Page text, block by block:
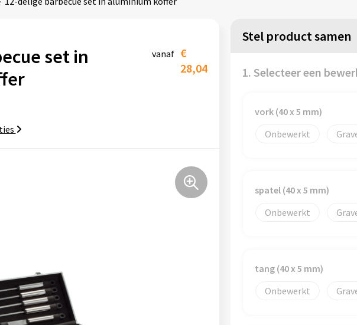
set in
vanaf €
28,04
Stel product samen
1. Selecteer een
vork (40 x 5 mm)
Onbewerkt
spatel (40 x 5 mm)
Onbewerkt
tang (40 x 5 mm)
Onbewerkt